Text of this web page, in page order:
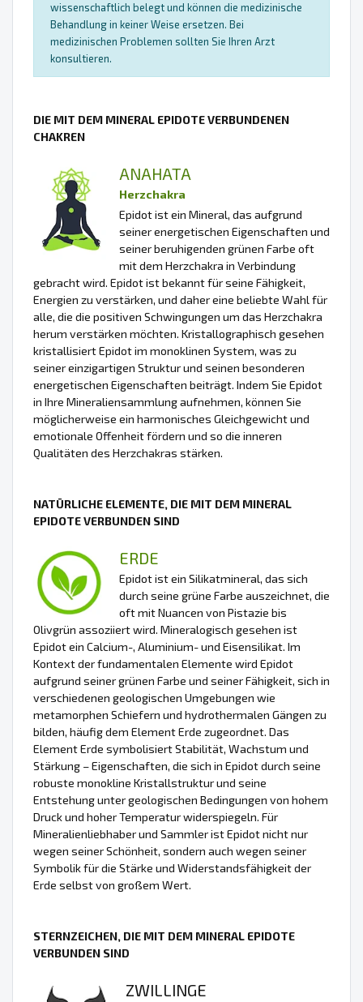
wissenschaftlich belegt und können die medizinische
Behandlung in keiner Weise ersetzen. Bei
medizinischen Problemen sollten Sie Ihren Arzt
konsultieren.
DIE MIT DEM MINERAL EPIDOTE VERBUNDENEN
CHAKREN
ANAHATA
Herzchakra
Epidot ist ein Mineral, das aufgrund
seiner energetischen Eigenschaften und
seiner beruhigenden grünen Farbe oft
mit dem Herzchakra in Verbindung
gebracht wird. Epidot ist bekannt für seine Fähigkeit,
Energien zu verstärken, und daher eine beliebte Wahl für
alle, die die positiven Schwingungen um das Herzchakra
herum verstärken möchten. Kristallographisch gesehen
kristallisiert Epidot im monoklinen System, was zu
seiner einzigartigen Struktur und seinen besonderen
energetischen Eigenschaften beiträgt. Indem Sie Epidot
in Ihre Mineraliensammlung aufnehmen, können Sie
möglicherweise ein harmonisches Gleichgewicht und
emotionale Offenheit fördern und so die inneren
Qualitäten des Herzchakras stärken.
NATÜRLICHE ELEMENTE, DIE MIT DEM MINERAL
EPIDOTE VERBUNDEN SIND
ERDE
Epidot ist ein Silikatmineral, das sich
durch seine grüne Farbe auszeichnet, die
oft mit Nuancen von Pistazie bis
Olivgrün assoziiert wird. Mineralogisch gesehen ist
Epidot ein Calcium-, Aluminium- und Eisensilikat. Im
Kontext der fundamentalen Elemente wird Epidot
aufgrund seiner grünen Farbe und seiner Fähigkeit, sich in
verschiedenen geologischen Umgebungen wie
metamorphen Schiefern und hydrothermalen Gängen zu
bilden, häufig dem Element Erde zugeordnet. Das
Element Erde symbolisiert Stabilität, Wachstum und
Stärkung – Eigenschaften, die sich in Epidot durch seine
robuste monokline Kristallstruktur und seine
Entstehung unter geologischen Bedingungen von hohem
Druck und hoher Temperatur widerspiegeln. Für
Mineralienliebhaber und Sammler ist Epidot nicht nur
wegen seiner Schönheit, sondern auch wegen seiner
Symbolik für die Stärke und Widerstandsfähigkeit der
Erde selbst von großem Wert.
STERNZEICHEN, DIE MIT DEM MINERAL EPIDOTE
VERBUNDEN SIND
ZWILLINGE